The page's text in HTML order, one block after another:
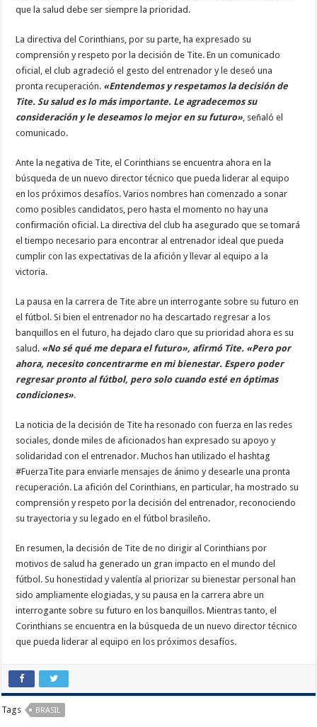
que la salud debe ser siempre la prioridad.
La directiva del Corinthians, por su parte, ha expresado su
comprensión y respeto por la decisión de Tite. En un comunicado
oficial, el club agradeció el gesto del entrenador y le deseó una
pronta recuperación. «Entendemos y respetamos la decisión de
Tite. Su salud es lo más importante. Le agradecemos su
consideración y le deseamos lo mejor en su futuro» , señaló el
comunicado.
Ante la negativa de Tite, el Corinthians se encuentra ahora en la
búsqueda de un nuevo director técnico que pueda liderar al equipo
en los próximos desafíos. Varios nombres han comenzado a sonar
como posibles candidatos, pero hasta el momento no hay una
confirmación oficial. La directiva del club ha asegurado que se tomará
el tiempo necesario para encontrar al entrenador ideal que pueda
cumplir con las expectativas de la afición y llevar al equipo a la
victoria.
La pausa en la carrera de Tite abre un interrogante sobre su futuro en
el fútbol. Si bien el entrenador no ha descartado regresar a los
banquillos en el futuro, ha dejado claro que su prioridad ahora es su
salud. «No sé qué me depara el futuro», afirmó Tite. «Pero por
ahora, necesito concentrarme en mi bienestar. Espero poder
regresar pronto al fútbol, pero solo cuando esté en óptimas
condiciones».
La noticia de la decisión de Tite ha resonado con fuerza en las redes
sociales, donde miles de aficionados han expresado su apoyo y
solidaridad con el entrenador. Muchos han utilizado el hashtag
#FuerzaTite para enviarle mensajes de ánimo y desearle una pronta
recuperación. La afición del Corinthians, en particular, ha mostrado su
comprensión y respeto por la decisión del entrenador, reconociendo
su trayectoria y su legado en el fútbol brasileño.
En resumen, la decisión de Tite de no dirigir al Corinthians por
motivos de salud ha generado un gran impacto en el mundo del
fútbol. Su honestidad y valentía al priorizar su bienestar personal han
sido ampliamente elogiadas, y su pausa en la carrera abre un
interrogante sobre su futuro en los banquillos. Mientras tanto, el
Corinthians se encuentra en la búsqueda de un nuevo director técnico
que pueda liderar al equipo en los próximos desafíos.
Tags BRASIL